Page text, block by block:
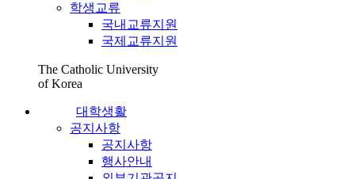
학생교류
국내교류지원
국제교류지원
The Catholic University
of Korea
대학생활
공지사항
공지사항
행사안내